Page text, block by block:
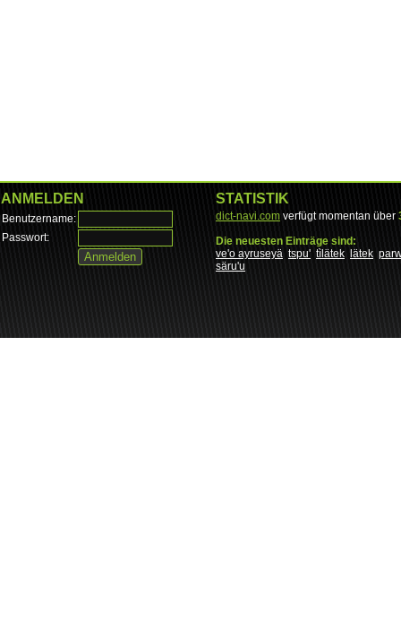
ANMELDEN
Benutzername:
Passwort:
STATISTIK
dict-navi.com verfügt momentan über
Die neuesten Einträge sind:
ve'o ayruseyä tspu' tìlätek lätek
säru'u